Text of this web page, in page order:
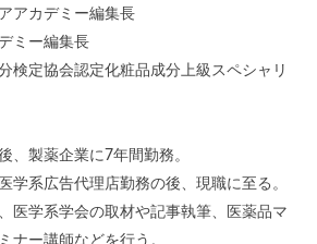
アカデミー編集長
ミー編集長
検定協会認定化粧品成分上級スペシャリ
、製薬企業に7年間勤務。
学系広告代理店勤務の後、現職に至る。
医学系学会の取材や記事執筆、医薬品マ
ナー講師などを行う。